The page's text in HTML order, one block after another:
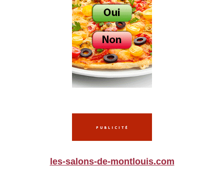
les-salons-de-montlouis.com